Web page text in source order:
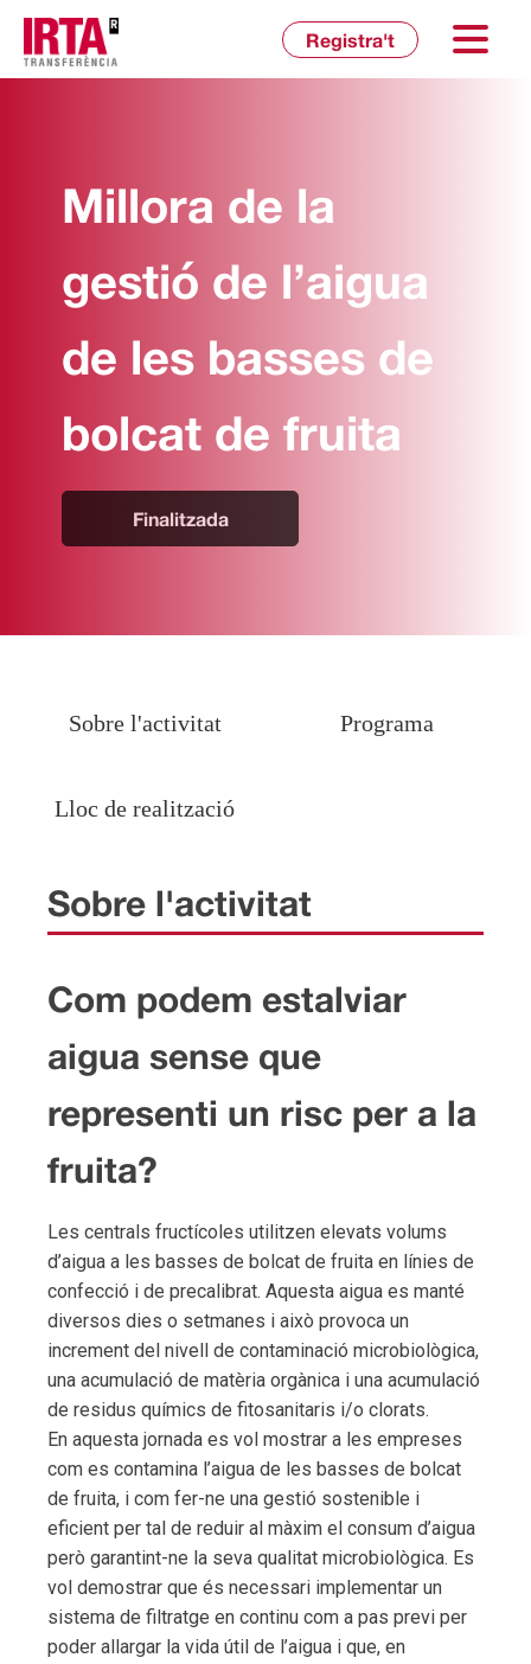
Registra't
Millora de la
gestió de l’aigua
de les basses de
bolcat de fruita
Finalitzada
Sobre l'activitat Programa
Lloc de realització
Sobre l'activitat
Com podem estalviar
aigua sense que
representi un risc per a la
fruita?
Les centrals fructícoles utilitzen elevats volums
d’aigua a les basses de bolcat de fruita en línies de
confecció i de precalibrat. Aquesta aigua es manté
diversos dies o setmanes i això provoca un
increment del nivell de contaminació microbiològica,
una acumulació de matèria orgànica i una acumulació
de residus químics de fitosanitaris i/o clorats.
En aquesta jornada es vol mostrar a les empreses
com es contamina l’aigua de les basses de bolcat
de fruita, i com fer-ne una gestió sostenible i
eficient per tal de reduir al màxim el consum d’aigua
però garantint-ne la seva qualitat microbiològica. Es
vol demostrar que és necessari implementar un
sistema de filtratge en continu com a pas previ per
poder allargar la vida útil de l’aigua i que, en